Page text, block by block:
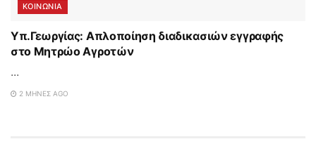
ΚΟΙΝΩΝΙΑ
Υπ.Γεωργίας: Απλοποίηση διαδικασιών εγγραφής
στο Μητρώο Αγροτών
...
2 ΜΉΝΕΣ AGO